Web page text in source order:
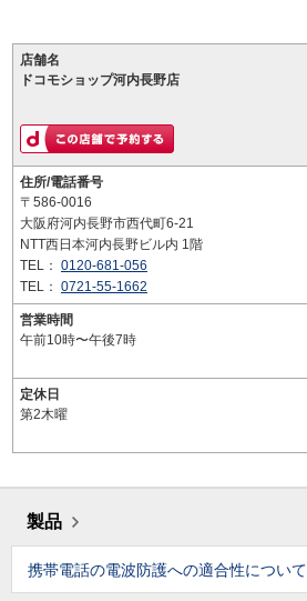
店舗名
ドコモショップ河内長野店
住所/電話番号
〒586-0016
大阪府河内長野市西代町6-21
NTT西日本河内長野ビル内 1階
TEL： 0120-681-056
TEL： 0721-55-1662
営業時間
午前10時〜午後7時
定休日
第2木曜
製品
携帯電話の電波防護への適合性について